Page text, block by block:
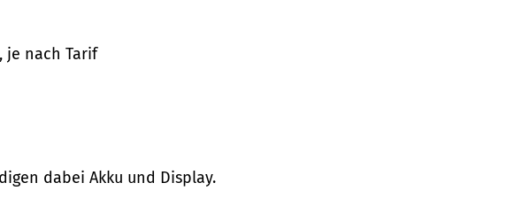
je nach Tarif
dabei Akku und Display.